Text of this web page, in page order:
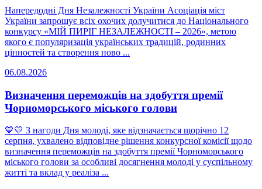
Напередодні Дня Незалежності України Асоціація міст
України запрошує всіх охочих долучитися до Національного
конкурсу «МІЙ ПИРІГ НЕЗАЛЕЖНОСТІ – 2026», метою
якого є популяризація українських традицій, родинних
цінностей та створення ново ...
06.08.2026
Визначення переможців на здобуття премії
Чорноморського міського голови
💙💛 З нагоди Дня молоді, яке відзначається щорічно 12
серпня, ухвалено відповідне рішення конкурсної комісії щодо
визначення переможців на здобуття премії Чорноморського
міського голови за особливі досягнення молоді у суспільному
житті та вклад у реаліза ...